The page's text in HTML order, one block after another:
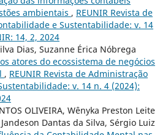
ambientais , REUNIR Revista de
e Sustentabilidade: v. 14
14, 2, 2024
Dias, Suzanne Érica Nóbrega
atores do ecossistema de negócios
, REUNIR Revista de Administração
v. 14 n. 4 (2024):
OLIVEIRA, Wênyka Preston Leite
Dantas da Silva, Sérgio Luiz